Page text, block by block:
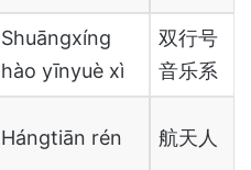
Shuāngxíng
hào yīnyuè xì
双行号
音乐系
Hángtiān rén 航天人